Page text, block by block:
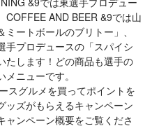
COFFEE AND BEER &9では山
ートボールのブリトー」、
手プロデュースの「スパイシ
たします！どの商品も選手の
ニューです。
スグルメを買ってポイントを
ッズがもらえるキャンペーン
ャンペーン概要をご覧くださ